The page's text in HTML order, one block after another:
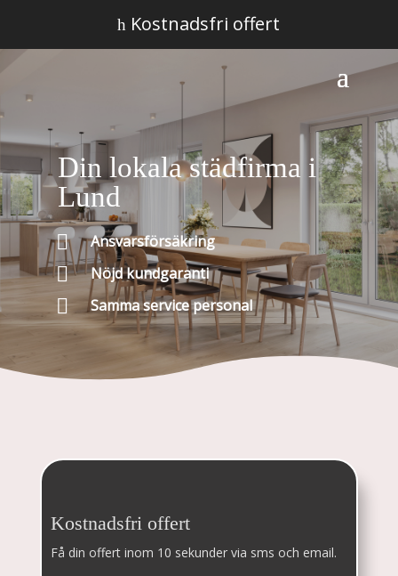
h Kostnadsfri offert
Din lokala städfirma i
Lund
 Ansvarsförsäkring
 Nöjd kundgaranti
 Samma service personal
Kostnadsfri offert
Få din offert inom 10 sekunder via sms och email.